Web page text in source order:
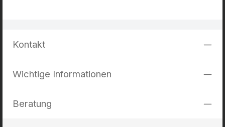
Kontakt
Wichtige Informationen
Beratung